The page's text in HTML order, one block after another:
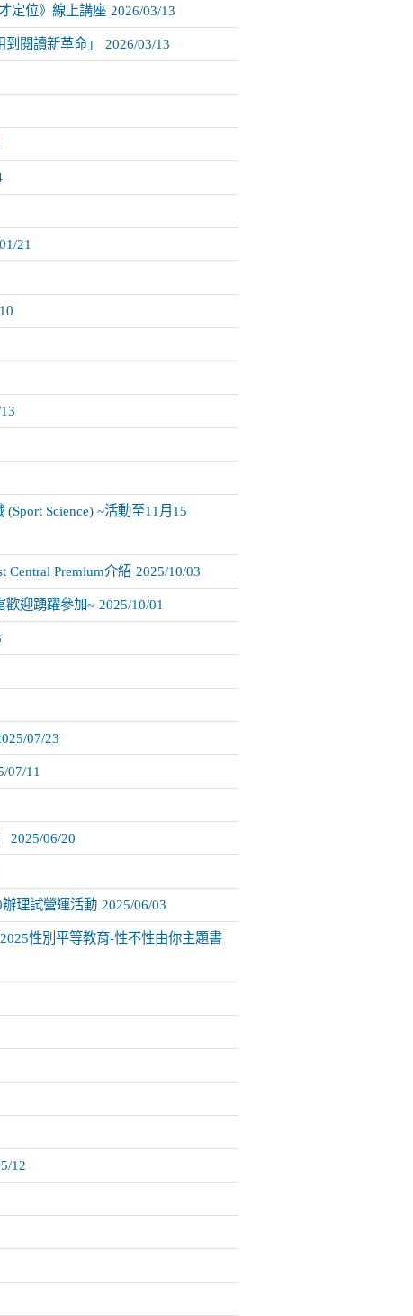
定位》線上講座 2026/03/13
閱讀新革命」 2026/03/13
21
Science) ~活動至11月15
Central Premium介紹 2025/10/03
歡迎踴躍參加~ 2025/10/01
07/23
07/11
2025/06/20
理試營運活動 2025/06/03
性別平等教育-性不性由你主題書
12